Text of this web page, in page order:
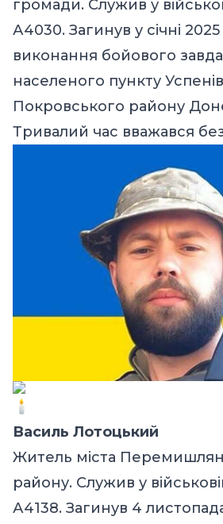
громади. Служив у
А4030. Загинув у січні
виконання бойового
населеного пункту
Покровського району
Тривалий час вважався
Василь Лотоцький
Житель міста
району. Служив у
А4138. Загинув 4